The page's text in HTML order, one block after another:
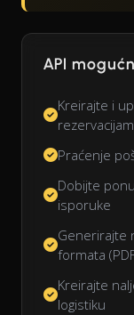
API
Kreirajte i
Praćenje
Dobijte
isporuke
Generirajte
formata
Kreirajte
logistiku